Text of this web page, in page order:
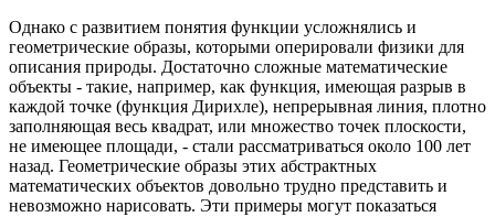
Однако с развитием понятия функции усложнялись и
геометрические образы, которыми оперировали физики для
описания природы. Достаточно сложные математические
объекты - такие, например, как функция, имеющая разрыв в
каждой точке (функция Дирихле), непрерывная линия, плотно
заполняющая весь квадрат, или множество точек плоскости,
не имеющее площади, - стали рассматриваться около 100 лет
назад. Геометрические образы этих абстрактных
математических объектов довольно трудно представить и
невозможно нарисовать. Эти примеры могут показаться